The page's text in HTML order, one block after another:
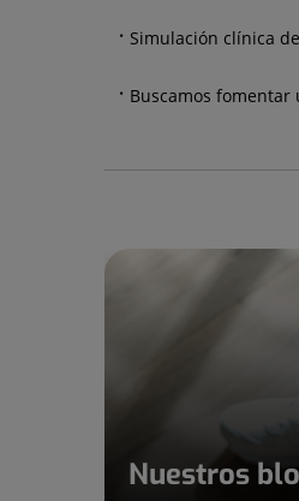
Simulación clínica
Buscamos
Nuestros